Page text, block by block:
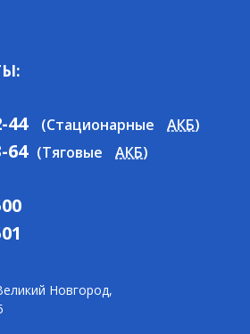
44 (Стационарные АКБ)
64 (Тяговые АКБ)
Новгород,